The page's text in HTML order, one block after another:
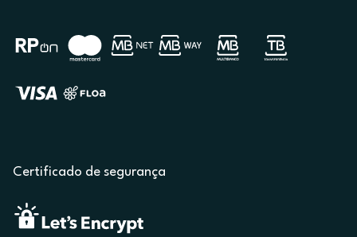
Certificado de segurança